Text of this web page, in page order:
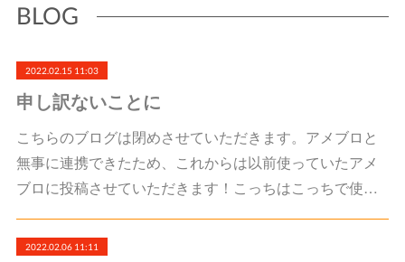
BLOG
2022.02.15 11:03
申し訳ないことに
こちらのブログは閉めさせていただきます。アメブロと
無事に連携できたため、これからは以前使っていたアメ
ブロに投稿させていただきます！こっちはこっちで使…
2022.02.06 11:11